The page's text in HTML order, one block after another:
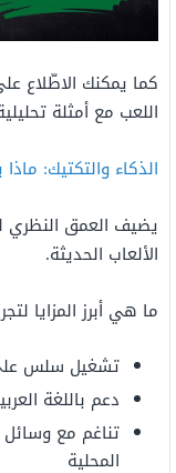
كما يمكنك الاطّلاع
اللعب مع أمثلة
الذكاء والتكتيك: ماذا
يضيف العمق النظري
الألعاب الحديثة.
ما هي أبرز المزايا
تشغيل سلس
دعم باللغة
المحلية